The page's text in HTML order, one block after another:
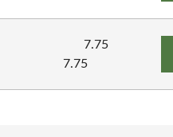
7.75
7.75